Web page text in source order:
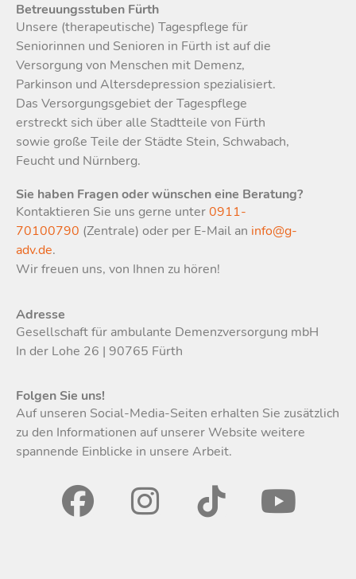
Betreuungsstuben Fürth
Unsere (therapeutische) Tagespflege für
Seniorinnen und Senioren in Fürth ist auf die
Versorgung von Menschen mit Demenz,
Parkinson und Altersdepression spezialisiert.
Das Versorgungsgebiet der Tagespflege
erstreckt sich über alle Stadtteile von Fürth
sowie große Teile der Städte Stein, Schwabach,
Feucht und Nürnberg.
Sie haben Fragen oder wünschen eine Beratung?
Kontaktieren Sie uns gerne unter0911-
70100790 (Zentrale) oder per E-Mail an info@g-
adv.de.
Wir freuen uns, von Ihnen zu hören!
Adresse
Gesellschaft für ambulante Demenzversorgung mbH
In der Lohe 26 | 90765 Fürth
Folgen Sie uns!
Auf unseren Social-Media-Seiten erhalten Sie zusätzlich
zu den Informationen auf unserer Website weitere
spannende Einblicke in unsere Arbeit.